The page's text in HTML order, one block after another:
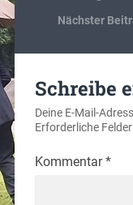
Nächster
Schreibe
Deine E-Mail-
Erforderliche
Kommentar*